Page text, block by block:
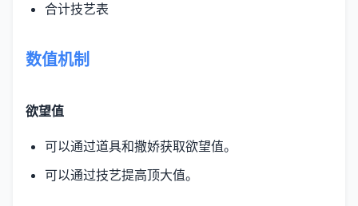
合计技艺表
数值机制
欲望值
可以通过道具和撒娇获取欲望值。
可以通过技艺提高顶大值。